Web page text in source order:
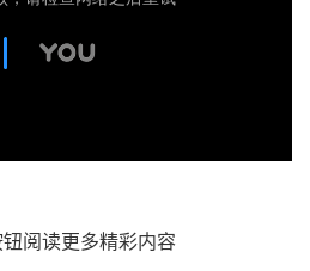
阅读更多精彩内容